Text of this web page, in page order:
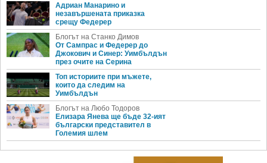
Адриан Манарино и
незавършената приказка
срещу Федерер
Блогът на Станко Димов
От Сампрас и Федерер до
Джокович и Синер: Уимбълдън
през очите на Серина
Топ историите при мъжете,
които да следим на
Уимбълдън
Блогът на Любо Тодоров
Елизара Янева ще бъде 32-ият
български представител в
Големия шлем